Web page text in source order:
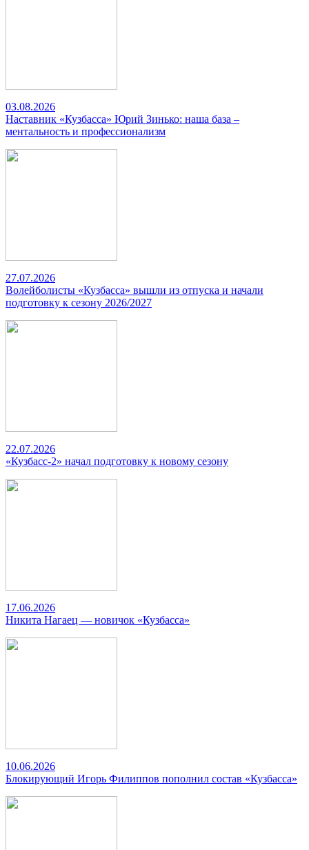
03.08.2026
Наставник «Кузбасса» Юрий Зинько: наша база –
ментальность и профессионализм
27.07.2026
Волейболисты «Кузбасса» вышли из отпуска и начали
подготовку к сезону 2026/2027
22.07.2026
«Кузбасс-2» начал подготовку к новому сезону
17.06.2026
Никита Нагаец — новичок «Кузбасса»
10.06.2026
Блокирующий Игорь Филиппов пополнил состав «Кузбасса»